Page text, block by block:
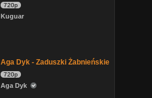
720p
Kuguar
Aga Dyk - Zaduszki Żabnieńskie
720p
Aga Dyk